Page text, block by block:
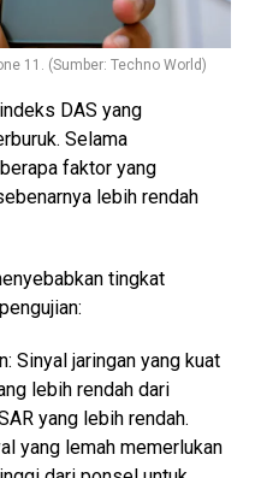
11. (Sumber: Techno World)
DAS yang
Selama
faktor yang
lebih rendah
tingkat
Sinyal jaringan yang kuat
lebih rendah dari
yang lebih rendah.
yang lemah memerlukan